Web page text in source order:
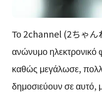
Το 2channel (2ちゃん
ανώνυμο ηλεκτρονικό
καθώς μεγάλωσε,
δημοσιεύουν σε αυτό,